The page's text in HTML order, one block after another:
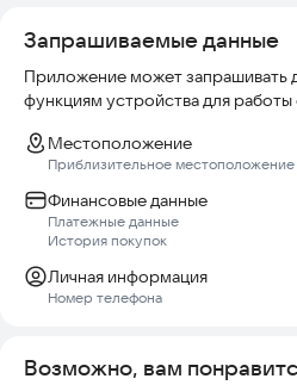
Запрашиваемые данные
Приложение может запрашивать
функциям устройства для
Местоположение
Приблизительное местоположение
Финансовые данные
Платежные данные
История покупок
Личная информация
Номер телефона
Возможно, вам